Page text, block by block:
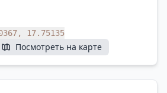
17.75135
Посмотреть на карте